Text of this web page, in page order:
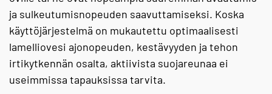
ja sulkeutumisnopeuden saavuttamiseksi. Koska
käyttöjärjestelmä on mukautettu optimaalisesti
lamelliovesi ajonopeuden, kestävyyden ja tehon
irtikytkennän osalta, aktiivista suojareunaa ei
useimmissa tapauksissa tarvita.